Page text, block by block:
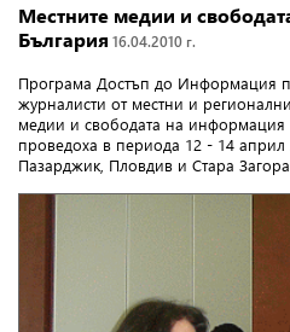
Местните медии и
България 16.04.2010 г.
Програма Достъп до Информация
журналисти от местни и
медии и свободата на информация
проведоха в периода 12 - 14 април
Пазарджик, Пловдив и Стара